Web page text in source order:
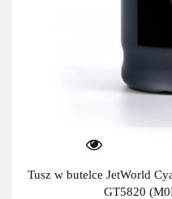
Tusz w butelce JetWorld
GT5820